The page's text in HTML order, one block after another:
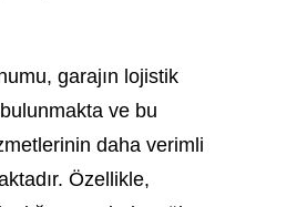
garajın lojistik
ve bu
daha verimli
Özellikle,